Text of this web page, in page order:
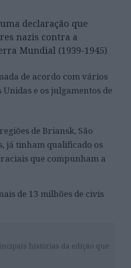
declaração que
nazis contra a
Mundial (1939-1945)
de acordo com vários
e os julgamentos de
de Briansk, São
já tinham qualificado os
que compunham a
de 13 milhões de civis
histórias da edição que